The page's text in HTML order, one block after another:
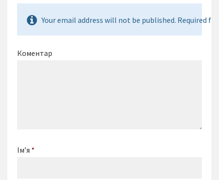
Your email address will not be published. Required
Коментар
Ім’я *